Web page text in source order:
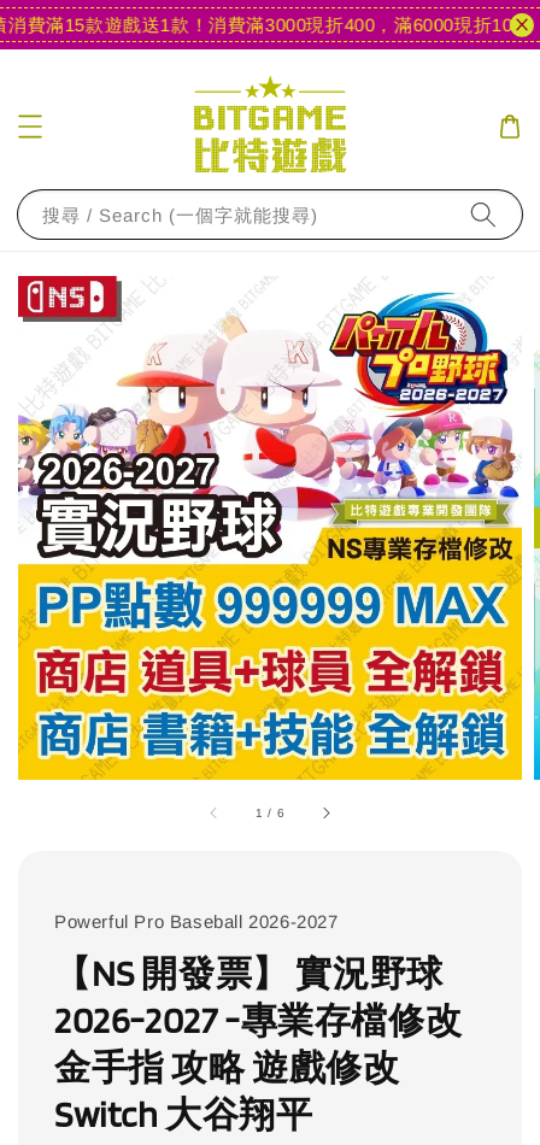
滿15款遊戲送1款！ 消費滿3000現折400，滿6000現折1000【
搜尋 / Search (一個字就能搜尋)
1 / 6
Powerful Pro Baseball 2026-2027
【NS 開發票】 實況野球
2026-2027 -專業存檔修改
金手指 攻略 遊戲修改
Switch 大谷翔平